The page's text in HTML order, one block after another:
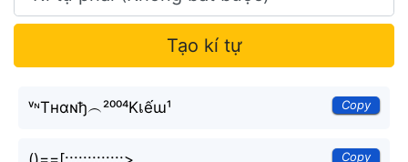
Tạo kí tự
ᵛᶰTнαɴђ︵²⁰⁰⁴Kเếɯ¹ Copy
Copy